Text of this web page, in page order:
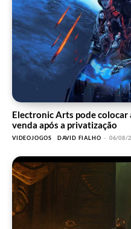
Electronic Arts pode
venda após a privatização
VIDEOJOGOS DAVID FIALHO - 06/08/